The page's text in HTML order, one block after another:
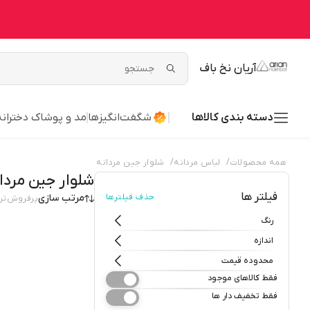
آریان نخ باف
دسته بندی کالاها شگفت‌انگیزها مد و پوشاک
همه محصولات/ لباس مردانه/ شلوار جین مردانه
فیلتر ها حذف فیلترها
رنگ
اندازه
محدوده قیمت
فقط کالاهای موجود
فقط تخفیف دار ها
شلوار جین
مرتب سازی